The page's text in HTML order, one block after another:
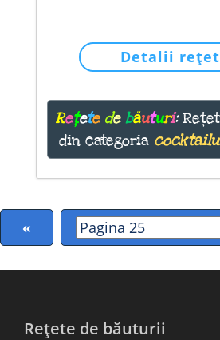
Detalii
Rețete de băuturi:
din categoria
«
Rețete de băuturii